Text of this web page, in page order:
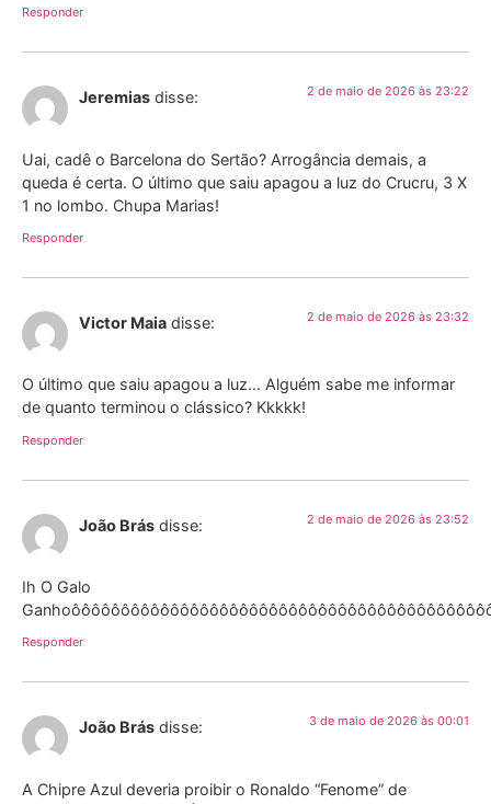
Responder
Jeremias disse: 2 de maio de 2026 às 23:22
Uai, cadê o Barcelona do Sertão? Arrogância demais, a
queda é certa. O último que saiu apagou a luz do Crucru, 3 X
1 no lombo. Chupa Marias!
Responder
Victor Maia disse: 2 de maio de 2026 às 23:32
O último que saiu apagou a luz… Alguém sabe me informar
de quanto terminou o clássico? Kkkkk!
Responder
João Brás disse: 2 de maio de 2026 às 23:52
Ih O Galo
Responder
João Brás disse: 3 de maio de 2026 às 00:01
A Chipre Azul deveria proibir o Ronaldo “Fenome” de